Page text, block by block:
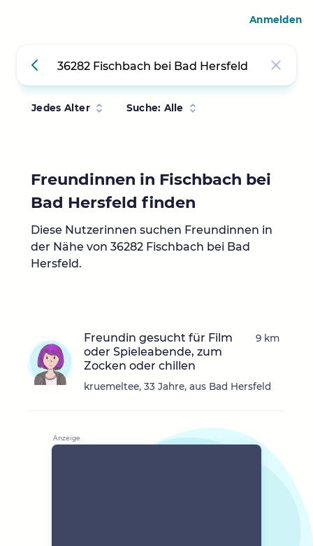
Jedes Alter Suche: Alle
Freundinnen in Fischbach bei
Bad Hersfeld finden
Diese Nutzerinnen suchen Freundinnen in
der Nähe von 36282 Fischbach bei Bad
Hersfeld.
Freundin gesucht für Film
oder Spieleabende, zum
Zocken oder chillen
kruemeltee, 33 Jahre, aus Bad Hersfeld
9 km
Anmelden